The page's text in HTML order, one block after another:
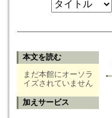
本文を読む
まだ本館にオーソラ
イズされていません
加えサービス